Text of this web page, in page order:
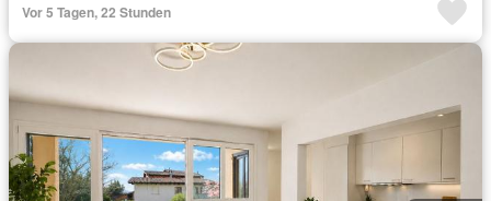
Vor 5 Tagen, 22 Stunden